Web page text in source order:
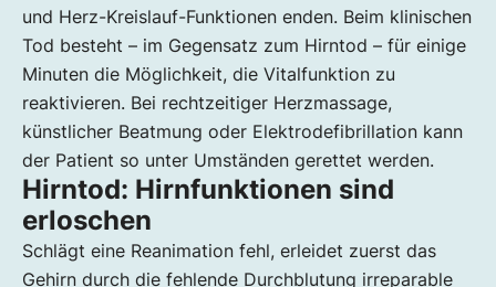
und Herz-Kreislauf-Funktionen enden. Beim klinischen
Tod besteht – im Gegensatz zum Hirntod – für einige
Minuten die Möglichkeit, die Vitalfunktion zu
reaktivieren. Bei rechtzeitiger Herzmassage,
künstlicher Beatmung oder Elektrodefibrillation kann
der Patient so unter Umständen gerettet werden.
Hirntod: Hirnfunktionen sind
erloschen
Schlägt eine Reanimation fehl, erleidet zuerst das
Gehirn durch die fehlende Durchblutung irreparable